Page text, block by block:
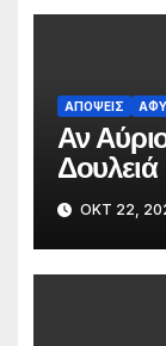
ΑΠΟΨΕΙΣ
Αν
Δουλειά
ΟΚΤ 22,